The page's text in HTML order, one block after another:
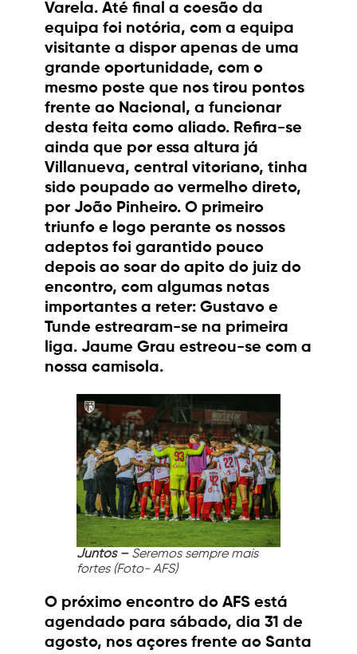
Varela. Até final a coesão da
equipa foi notória, com a equipa
visitante a dispor apenas de uma
grande oportunidade, com o
mesmo poste que nos tirou pontos
frente ao Nacional, a funcionar
desta feita como aliado. Refira-se
ainda que por essa altura já
Villanueva, central vitoriano, tinha
sido poupado ao vermelho direto,
por João Pinheiro. O primeiro
triunfo e logo perante os nossos
adeptos foi garantido pouco
depois ao soar do apito do juiz do
encontro, com algumas notas
importantes a reter: Gustavo e
Tunde estrearam-se na primeira
liga. Jaume Grau estreou-se com a
nossa camisola.
Juntos – Seremos sempre mais
fortes (Foto- AFS)
O próximo encontro do AFS está
agendado para sábado, dia 31 de
agosto, nos açores frente ao Santa